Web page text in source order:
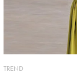
TREND